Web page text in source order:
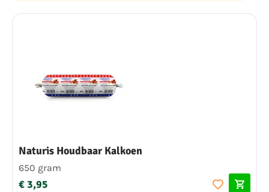
Naturis Houdbaar Kalkoen
650 gram
€ 3,95